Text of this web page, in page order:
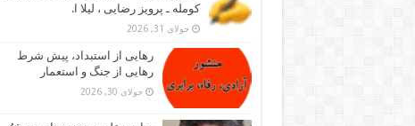
کومله ـ پرویز رضایی ، لیلا ا.
جولای 31, 2026
رهایی از استبداد، پیش شرط
رهایی از جنگ و استعمار
جولای 30, 2026